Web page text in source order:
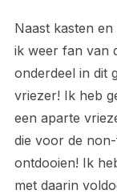
Naast kasten
ik weer fan van
onderdeel in dit
vriezer! Ik heb
een aparte
die voor de
ontdooien! Ik
met daarin